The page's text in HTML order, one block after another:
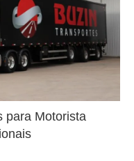
para Motorista